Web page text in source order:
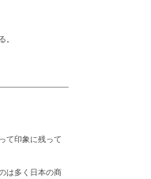
。
て印象に残って
は多く日本の商